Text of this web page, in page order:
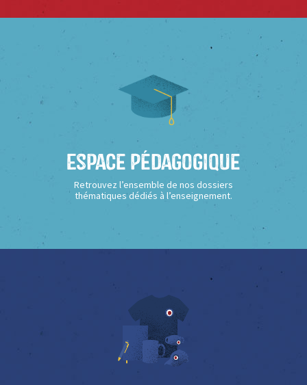
Espace Pédagogique
Retrouvez l’ensemble de nos dossiers
thématiques dédiés à l’enseignement.